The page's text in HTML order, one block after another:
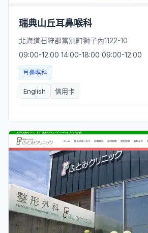
瑞典山丘耳鼻喉科
北海道石狩郡當別町獅子內1122-10
09:00-12:00 14:00-18:00 09:00-12:00
耳鼻喉科
English 信用卡